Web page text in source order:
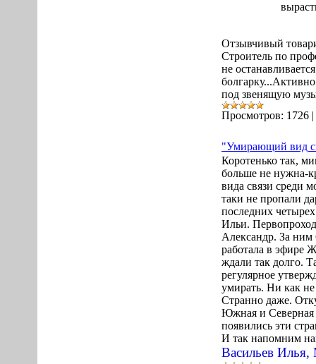
Отзывчивый
Строитель по
не
болгарку...
под звенящую
Просмотров: 1726 |
"Умирающий вид
Коротенько так,
больше не нужна-
вида связи среди
таки не пропали
последних
Ильи.
Александр. За ним
работала в эфире
ждали так долго.
регулярное
умирать. Ни как
Странно даже.
Южная и Северная
появились эти
И так напомним
Васильев Илья,